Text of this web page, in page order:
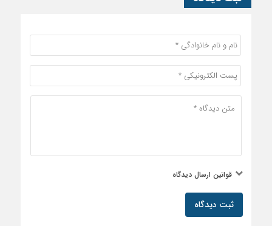
قوانین ارسال دیدگاه
ثبت دیدگاه